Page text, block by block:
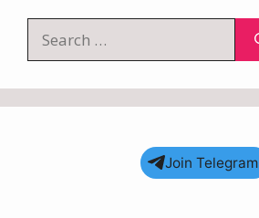
for:
Join Telegram